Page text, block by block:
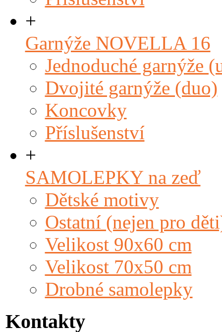
+
Garnýže NOVELLA 16
Jednoduché garnýže
Dvojité garnýže (duo)
Koncovky
Příslušenství
+
SAMOLEPKY na zeď
Dětské motivy
Ostatní (nejen pro
Velikost 90x60 cm
Velikost 70x50 cm
Drobné samolepky
Kontakty